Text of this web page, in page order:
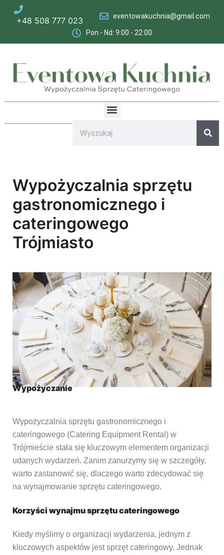
+48 508 777 023 eventowakuchnia@gmail.com
Pon - Nd: 9:00 - 22:00​
Wypożyczalnia sprzętu
gastronomicznego i
cateringowego
Trójmiasto
Wypożyczanie
Wypożyczalnia sprzętu gastronomicznego i
cateringowego (Catering Equipment Rental) w
Trójmieście stała się kluczowym elementem organizacji
udanych wydarzeń. Zanim zanurzymy się w szczegóły,
warto zastanowić się, dlaczego warto zdecydować się
na wynajmowanie sprzętu cateringowego.
Korzyści wynajmu sprzętu cateringowego
Kiedy myślimy o organizacji wydarzenia, jednym z
kluczowych aspektów jest sprzęt cateringowy. Jednak